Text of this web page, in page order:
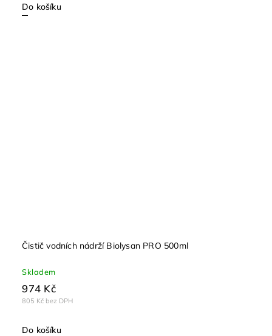
Do košíku
Čistič vodních nádrží Biolysan PRO 500ml
Skladem
805 Kč bez DPH
974 Kč
Do košíku